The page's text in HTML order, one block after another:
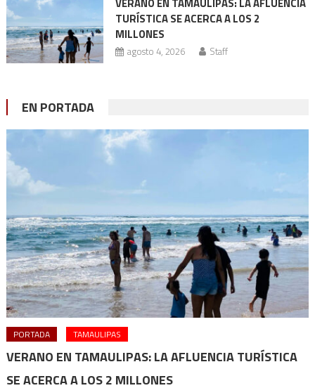
VERANO EN TAMAULIPAS: LA AFLUENCIA
TURÍSTICA SE ACERCA A LOS 2
MILLONES
agosto 4, 2026 Staff
EN PORTADA
PORTADA TAMAULIPAS
VERANO EN TAMAULIPAS: LA AFLUENCIA TURÍSTICA
SE ACERCA A LOS 2 MILLONES